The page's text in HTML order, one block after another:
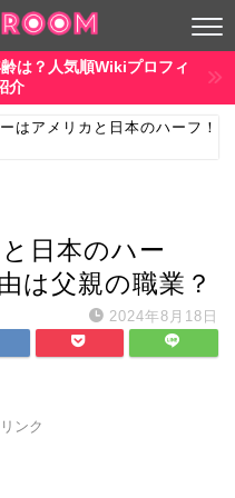
は？人気順Wikiプロフィ
介
はアメリカと日本のハーフ！
日本のハー
は父親の職業？
2024年8月18日
ンク